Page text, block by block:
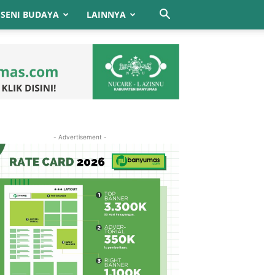
SENI BUDAYA LAINNYA
- Advertisement -